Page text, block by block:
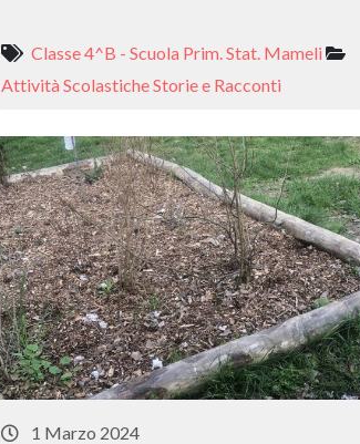
Classe 4^B - Scuola Prim. Stat. Mameli
Attività ScolasticheStorie e Racconti
1 Marzo 2024